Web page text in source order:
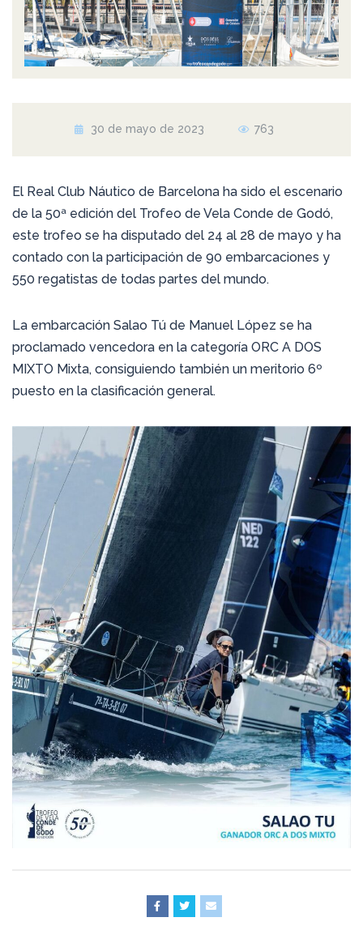
30 de mayo de 2023 763
El Real Club Náutico de Barcelona ha sido el escenario
de la 50ª edición del Trofeo de Vela Conde de Godó,
este trofeo se ha disputado del 24 al 28 de mayo y ha
contado con la participación de 90 embarcaciones y
550 regatistas de todas partes del mundo.
La embarcación Salao Tú de Manuel López se ha
proclamado vencedora en la categoría ORC A DOS
MIXTO Mixta, consiguiendo también un meritorio 6º
puesto en la clasificación general.